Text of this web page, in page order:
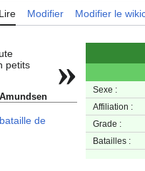
Lire Modifier Modifier le
Sexe :
Affiliation :
Grade :
Batailles :
petits
»
bataille de